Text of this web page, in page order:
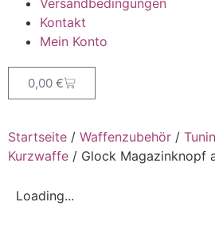
Versandbedingungen
Kontakt
Mein Konto
0,00 €
Startseite / Waffenzubehör /
Kurzwaffe / Glock Magazinknopf
Loading...